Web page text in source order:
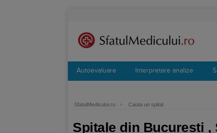
Autoevaluare Interpretare analize
SfatulMedicului.ro › Cauta un spital
Spitale din Bucuresti ,